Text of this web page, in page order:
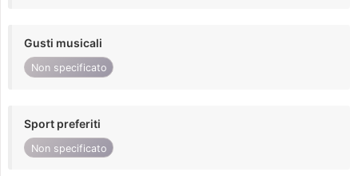
Gusti musicali
Non specificato
Sport preferiti
Non specificato